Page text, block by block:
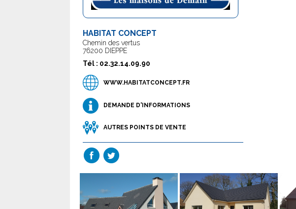
HABITAT CONCEPT
Chemin des vertus
76200 DIEPPE
Tél : 02.32.14.09.90
WWW.HABITATCONCEPT.FR
DEMANDE D'INFORMATIONS
AUTRES POINTS DE VENTE